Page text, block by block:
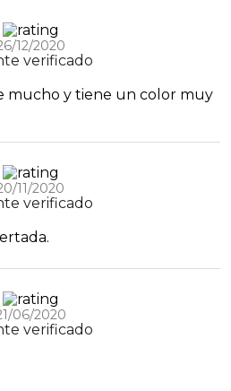
12/2020
verificado
mucho y tiene un color muy
11/2020
verificado
06/2020
verificado